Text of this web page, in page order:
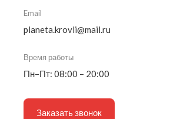
Email
planeta.krovli@mail.ru
Время работы
Пн–Пт: 08:00 – 20:00
Заказать звонок